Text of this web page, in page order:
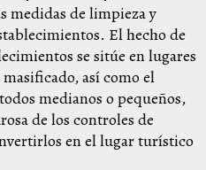
medidas de limpieza y
El hecho de
se sitúe en lugares
así como el
medianos o pequeños,
de los controles de
en el lugar turístico